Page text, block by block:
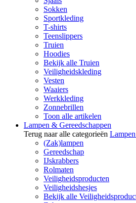
Sokken
Sportkleding
T-shirts
Teenslippers
Truien
Hoodies
Bekijk alle Truien
Veiligheidskleding
Vesten
Waaiers
Werkkleding
Zonnebrillen
Toon alle artikelen
Lampen & Gereedschappen
Terug naar alle categorieën
(Zak)lampen
Gereedschap
IJskrabbers
Rolmaten
Veiligheidsproducten
Veiligheidshesjes
Bekijk alle